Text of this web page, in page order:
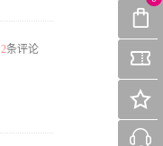
2条评论